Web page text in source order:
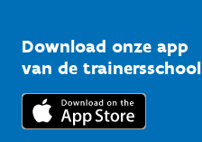
Bedrijven
Trainers en begeleiders
Kennisplatform
Downloads
Voor de pers
Download onze app
van de trainersschool